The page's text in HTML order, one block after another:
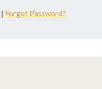
| Forgot Password?